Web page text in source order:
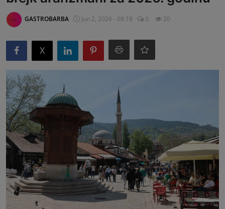
G&B Oglasi
GASTROBARBA Jun 2, 2026 - 08:18 0 20
X